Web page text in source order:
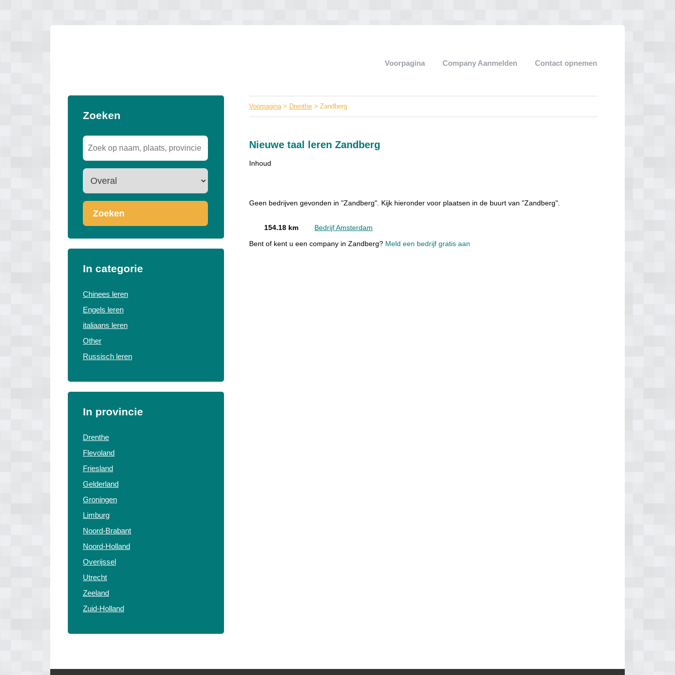
Voorpagina Company Aanmelden Contact opnemen
Zoeken
Zoeken
In categorie
Chinees leren
Engels leren
italiaans leren
Other
Russisch leren
In provincie
Drenthe
Flevoland
Friesland
Gelderland
Groningen
Limburg
Noord-Brabant
Noord-Holland
Overijssel
Utrecht
Zeeland
Zuid-Holland
Voorpagina> Drenthe > Zandberg
Nieuwe taal leren Zandberg
Inhoud
Geen bedrijven gevonden in "Zandberg". Kijk hieronder voor plaatsen in de buurt van "Zandberg".
154.18 km Bedrijf Amsterdam
Bent of kent u een company in Zandberg? Meld een bedrijf gratis aan